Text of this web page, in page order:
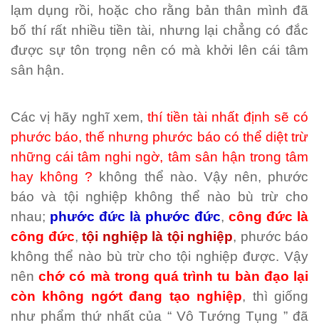
lạm dụng rồi, hoặc cho rằng bản thân mình đã
bố thí rất nhiều tiền tài, nhưng lại chẳng có đắc
được sự tôn trọng nên có mà khởi lên cái tâm
sân hận.
Các vị hãy nghĩ xem, thí tiền tài nhất định sẽ có
phước báo, thế nhưng phước báo có thể diệt trừ
những cái tâm nghi ngờ, tâm sân hận trong tâm
hay không ? không thể nào. Vậy nên, phước
báo và tội nghiệp không thể nào bù trừ cho
nhau; phước đức là phước đức, công đức là
công đức, tội nghiệp là tội nghiệp, phước báo
không thể nào bù trừ cho tội nghiệp được. Vậy
nênchớ có mà trong quá trình tu bàn đạo lại
còn không ngớt đang tạo nghiệp, thì giống
như phẩm thứ nhất của “ Vô Tướng Tụng ” đã